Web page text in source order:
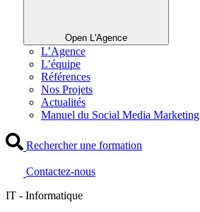
Open L'Agence
L’Agence
L’équipe
Références
Nos Projets
Actualités
Manuel du Social Media Marketing
Rechercher une formation
Contactez-nous
IT - Informatique